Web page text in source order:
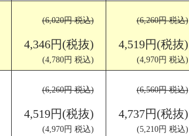
(6,020円 税込)
4,346円(税抜)
(4,780円 税込)
(6,260円 税込)
4,519円(税抜)
(4,970円 税込)
(6,260円 税込)
4,519円(税抜)
(4,970円 税込)
(6,560円 税込)
4,737円(税抜)
(5,210円 税込)